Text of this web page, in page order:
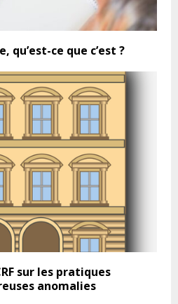
qu’est-ce que c’est ?
sur les pratiques
anomalies